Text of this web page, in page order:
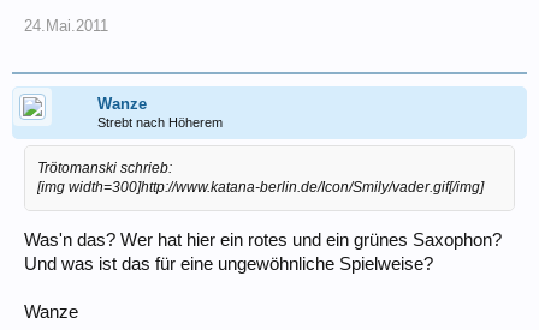
24.Mai.2011
Wanze
Strebt nach Höherem
Trötomanski schrieb:
[img width=300]http://www.katana-berlin.de/Icon/Smily/vader.gif[/img]
Was'n das? Wer hat hier ein rotes und ein grünes Saxophon?
Und was ist das für eine ungewöhnliche Spielweise?
Wanze